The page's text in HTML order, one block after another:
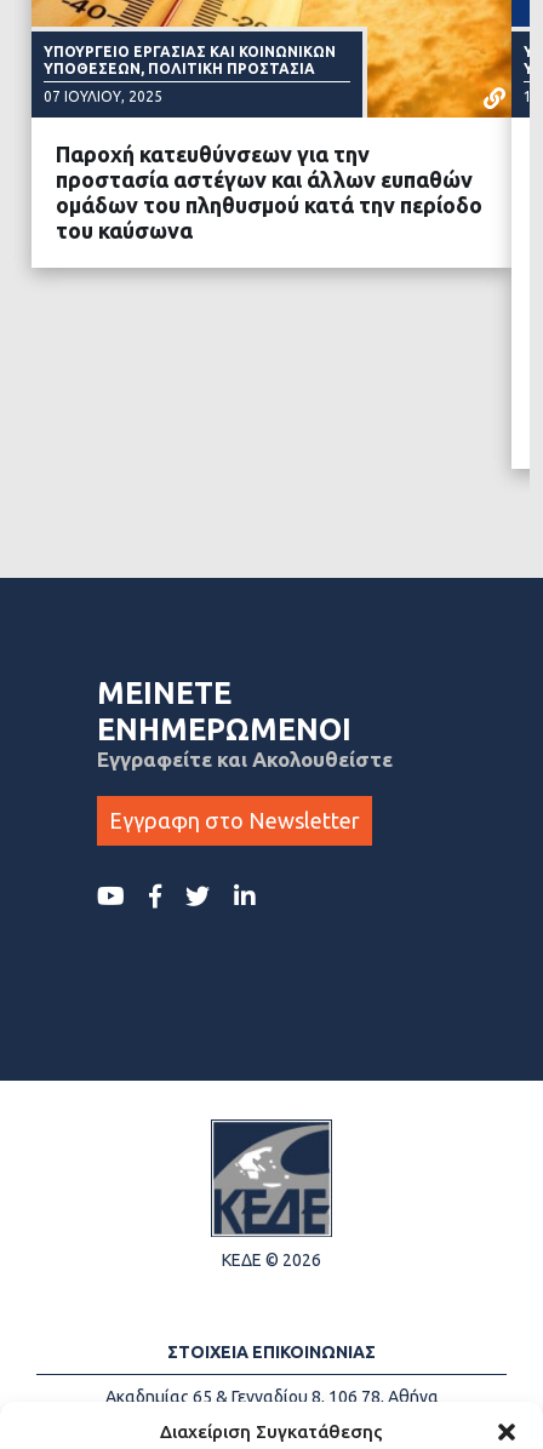
Διαχείριση Συγκατάθεσης
ΥΠΟΥΡΓΕΊΟ ΕΡΓΑΣΊΑΣ ΚΑΙ ΚΟΙΝΩΝΙΚΏΝ
ΥΠΟΘΈΣΕΩΝ, ΠΟΛΙΤΙΚΉ ΠΡΟΣΤΑΣΊΑ
07 ΙΟΥΛΊΟΥ, 2025
ΔΙΑΒΑΣΤΕ ΠΕΡΙΣΣΟΤΕΡΑ
Παροχή κατευθύνσεων για την
προστασία αστέγων και άλλων ευπαθών
ομάδων του πληθυσμού κατά την περίοδο
του καύσωνα
19
ΜΕΙΝΕΤΕ
ΕΝΗΜΕΡΩΜΕΝΟΙ
Εγγραφείτε και Ακολουθείστε
Εγγραφη στο Newsletter
ΚΕΔΕ © 2026
ΣΤΟΙΧΕΙΑ ΕΠΙΚΟΙΝΩΝΙΑΣ
Ακαδημίας 65 & Γενναδίου 8, 106 78, Αθήνα
Τηλέφωνα:
+30 213-2147500